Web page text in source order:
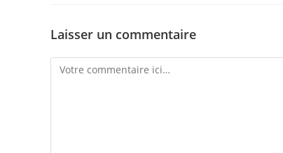
Laisser un commentaire
Comment